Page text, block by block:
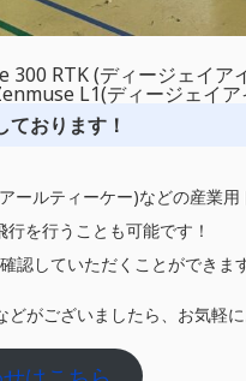
300 RTK (ディージェイア
L1(ディージェイ
ております！
ールティーケー)などの産業
を行うことも可能です！
認していただくことができます
がございましたら、お気軽に